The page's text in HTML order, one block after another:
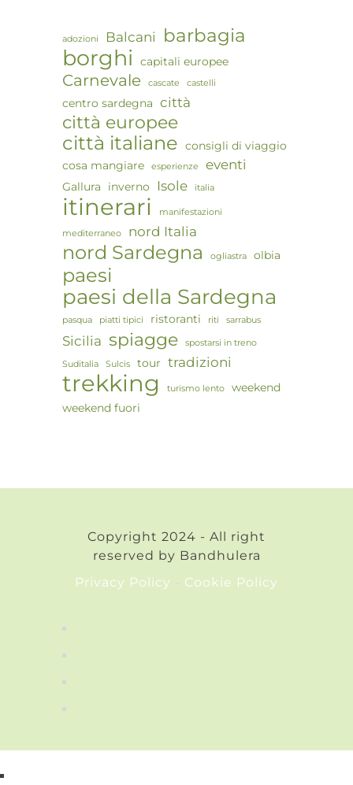
adozioni Balcani barbagia
borghi capitali europee
Carnevale cascate castelli
centro sardegna città
città europee
città italiane consigli di viaggio
cosa mangiare
esperienze eventi
Gallura inverno Isole italia
itinerari manifestazioni
mediterraneo nord Italia
nord Sardegna ogliastra olbia
paesi
paesi della Sardegna
pasqua piatti tipici ristoranti riti sarrabus
Sicilia spiagge spostarsi in treno
Suditalia Sulcis tour tradizioni
trekking turismo lento
weekend
weekend fuori
Copyright 2024 - All right
reserved by Bandhulera
Privacy Policy
Cookie Policy